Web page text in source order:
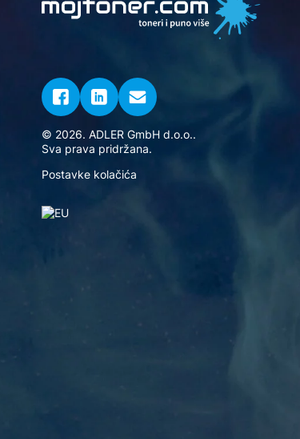
© 2026. ADLER GmbH d.o.o..
Sva prava pridržana.
Postavke kolačića